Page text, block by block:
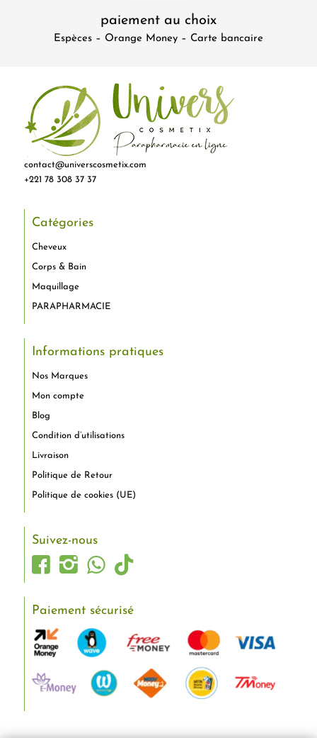
paiement au choix
Espèces – Orange Money – Carte bancaire
contact@universcosmetix.com
+221 78 308 37 37
Catégories
Cheveux
Corps & Bain
Maquillage
PARAPHARMACIE
Informations pratiques
Nos Marques
Mon compte
Blog
Condition d’utilisations
Livraison
Politique de Retour
Politique de cookies (UE)
Suivez-nous
Paiement sécurisé